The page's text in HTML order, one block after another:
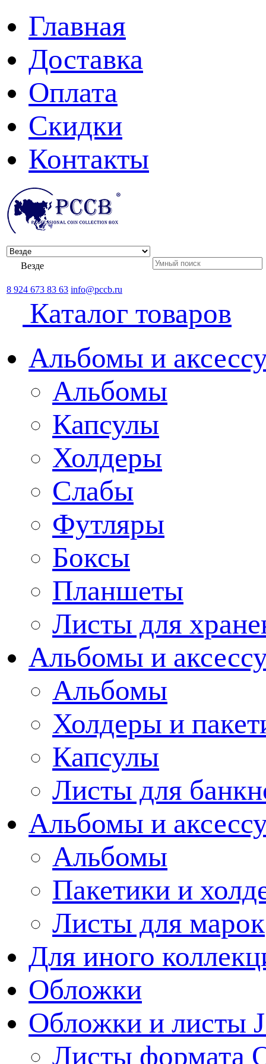
Главная
Доставка
Оплата
Скидки
Контакты
Везде
8 924 673 83 63 info@pccb.ru
Каталог товаров
Альбомы и
Альбомы
Капсулы
Холдеры
Слабы
Футляры
Боксы
Планшеты
Листы для
Альбомы и
Альбомы
Холдеры и
Капсулы
Листы для
Альбомы и
Альбомы
Пакетики и
Листы для марок
Для иного
Обложки
Обложки и листы
Листы формата